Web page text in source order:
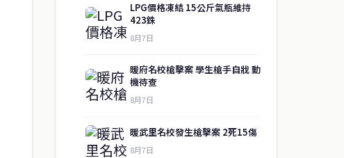
LPG價格凍結 15公斤氣瓶維持
423銖
8月7日
暖府名校槍擊案 學生槍手自戕 動
機待查
8月7日
暖武里名校發生槍擊案 2死15傷
8月7日